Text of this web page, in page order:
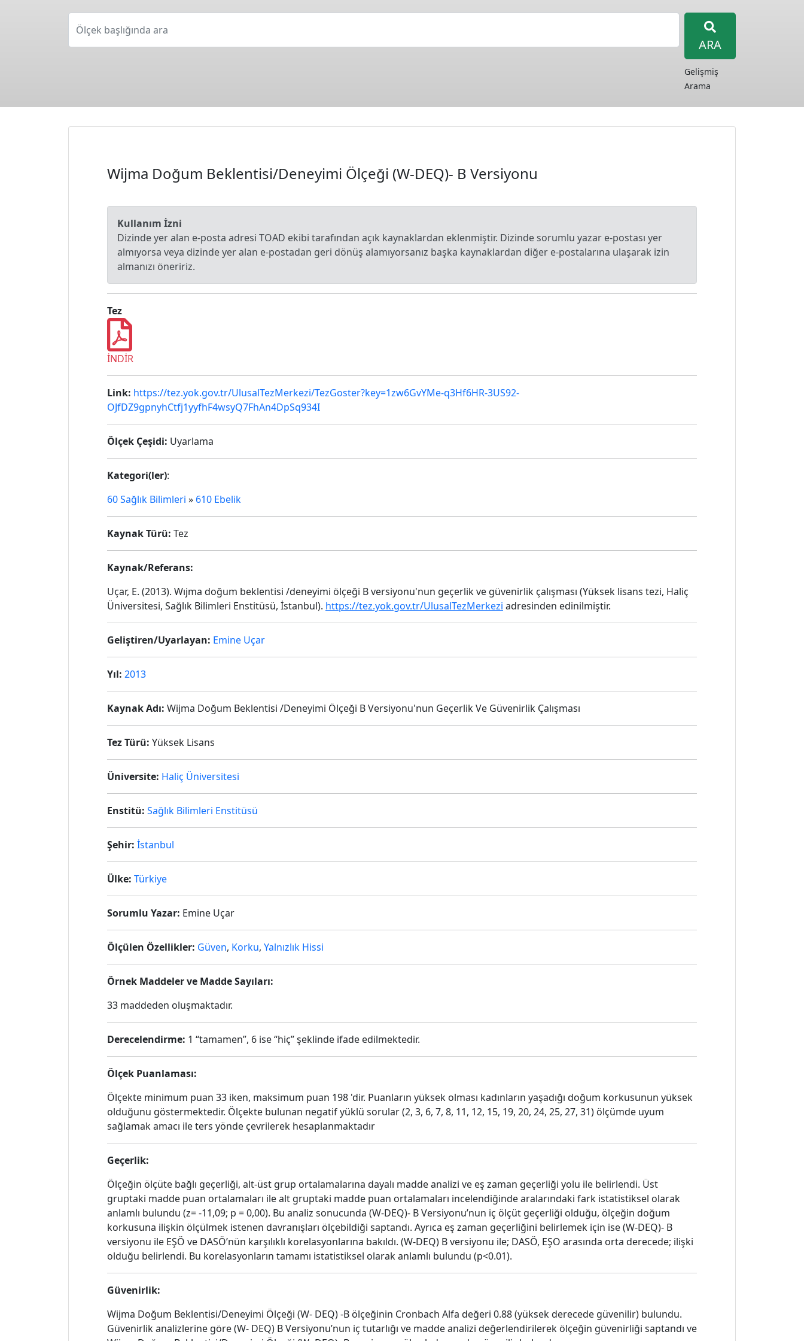
Ölçek başlığında ara
ARA
Gelişmiş
Arama
Wijma Doğum Beklentisi/Deneyimi Ölçeği (W-DEQ)- B Versiyonu
Kullanım İzni
Dizinde yer alan e-posta adresi TOAD ekibi tarafından açık kaynaklardan eklenmiştir. Dizinde sorumlu yazar e-postası yer
almıyorsa veya dizinde yer alan e-postadan geri dönüş alamıyorsanız başka kaynaklardan diğer e-postalarına ulaşarak izin
almanızı öneririz.
Tez
İNDİR
Link: https://tez.yok.gov.tr/UlusalTezMerkezi/TezGoster?key=1zw6GvYMe-q3Hf6HR-3US92-
OJfDZ9gpnyhCtfj1yyfhF4wsyQ7FhAn4DpSq934I
Ölçek Çeşidi: Uyarlama
Kategori(ler):
60 Sağlık Bilimleri » 610 Ebelik
Kaynak Türü: Tez
Kaynak/Referans:
Uçar, E. (2013). Wıjma doğum beklentisi /deneyimi ölçeği B versiyonu'nun geçerlik ve güvenirlik çalışması (Yüksek lisans tezi, Haliç
Üniversitesi, Sağlık Bilimleri Enstitüsü, İstanbul). https://tez.yok.gov.tr/UlusalTezMerkezi adresinden edinilmiştir.
Geliştiren/Uyarlayan: Emine Uçar
Yıl: 2013
Kaynak Adı: Wijma Doğum Beklentisi /Deneyimi Ölçeği B Versiyonu'nun Geçerlik Ve Güvenirlik Çalışması
Tez Türü: Yüksek Lisans
Üniversite: Haliç Üniversitesi
Enstitü: Sağlık Bilimleri Enstitüsü
Şehir: İstanbul
Ülke: Türkiye
Sorumlu Yazar: Emine Uçar
Ölçülen Özellikler: Güven, Korku, Yalnızlık Hissi
Örnek Maddeler ve Madde Sayıları:
33 maddeden oluşmaktadır.
Derecelendirme: 1 “tamamen”, 6 ise “hiç” şeklinde ifade edilmektedir.
Ölçek Puanlaması:
Ölçekte minimum puan 33 iken, maksimum puan 198 'dir. Puanların yüksek olması kadınların yaşadığı doğum korkusunun yüksek
olduğunu göstermektedir. Ölçekte bulunan negatif yüklü sorular (2, 3, 6, 7, 8, 11, 12, 15, 19, 20, 24, 25, 27, 31) ölçümde uyum
sağlamak amacı ile ters yönde çevrilerek hesaplanmaktadır
Geçerlik:
Ölçeğin ölçüte bağlı geçerliği, alt-üst grup ortalamalarına dayalı madde analizi ve eş zaman geçerliği yolu ile belirlendi. Üst
gruptaki madde puan ortalamaları ile alt gruptaki madde puan ortalamaları incelendiğinde aralarındaki fark istatistiksel olarak
anlamlı bulundu (z= -11,09; p = 0,00). Bu analiz sonucunda (W-DEQ)- B Versiyonu’nun iç ölçüt geçerliği olduğu, ölçeğin doğum
korkusuna ilişkin ölçülmek istenen davranışları ölçebildiği saptandı. Ayrıca eş zaman geçerliğini belirlemek için ise (W-DEQ)- B
versiyonu ile EŞÖ ve DASÖ’nün karşılıklı korelasyonlarına bakıldı. (W-DEQ) B versiyonu ile; DASÖ, EŞO arasında orta derecede; ilişki
olduğu belirlendi. Bu korelasyonların tamamı istatistiksel olarak anlamlı bulundu (p<0.01).
Güvenirlik:
Wijma Doğum Beklentisi/Deneyimi Ölçeği (W- DEQ) -B ölçeğinin Cronbach Alfa değeri 0.88 (yüksek derecede güvenilir) bulundu.
Güvenirlik analizlerine göre (W- DEQ) B Versiyonu’nun iç tutarlığı ve madde analizi değerlendirilerek ölçeğin güvenirliği saptandı ve